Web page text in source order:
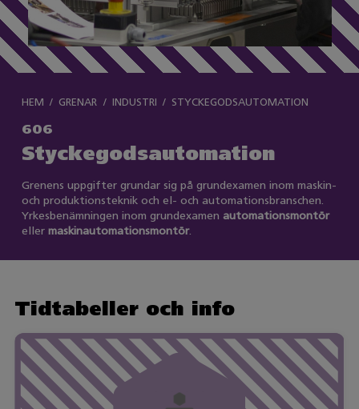
HEM GRENAR INDUSTRI STYCKEGODSAUTOMATION
606
Styckegodsautomation
Grenens uppgifter grundar sig på grundexamen inom maskin-
och produktionsteknik och el- och automationsbranschen.
Yrkesbenämningen inom grundexamen automationsmontör
eller maskinautomationsmontör.
Tidtabeller och info